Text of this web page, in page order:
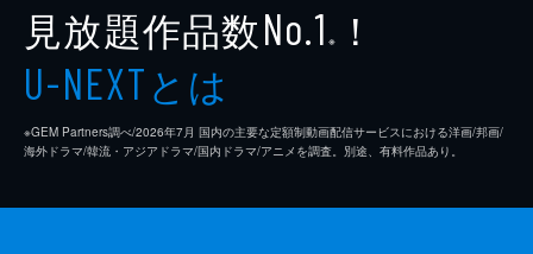
見放題作品数No.1 ※ ！
U-NEXTとは
※GEM Partners調べ/2026年7⽉ 国内の主要な定額制動画配信サービスにおける洋画/邦画/
海外ドラマ/韓流・アジアドラマ/国内ドラマ/アニメを調査。別途、有料作品あり。